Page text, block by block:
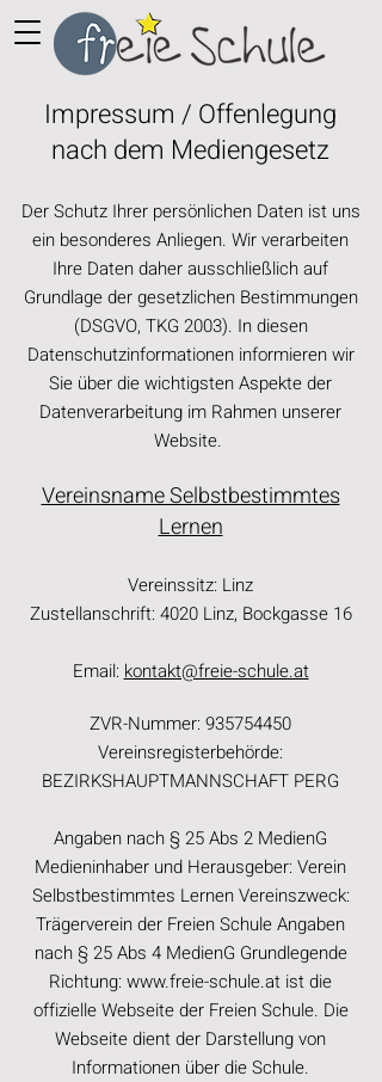
Impressum / Offenlegung
nach dem Mediengesetz
Der Schutz Ihrer persönlichen Daten ist uns
ein besonderes Anliegen. Wir verarbeiten
Ihre Daten daher ausschließlich auf
Grundlage der gesetzlichen Bestimmungen
(DSGVO, TKG 2003). In diesen
Datenschutzinformationen informieren wir
Sie über die wichtigsten Aspekte der
Datenverarbeitung im Rahmen unserer
Website.
Vereinsname Selbstbestimmtes
Lernen
Vereinssitz: Linz
Zustellanschrift: 4020 Linz, Bockgasse 16
Email: kontakt@freie-schule.at
ZVR-Nummer: 935754450
Vereinsregisterbehörde:
BEZIRKSHAUPTMANNSCHAFT PERG
Angaben nach § 25 Abs 2 MedienG
Medieninhaber und Herausgeber: Verein
Selbstbestimmtes Lernen Vereinszweck:
Trägerverein der Freien Schule Angaben
nach § 25 Abs 4 MedienG Grundlegende
Richtung: www.freie-schule.at ist die
offizielle Webseite der Freien Schule. Die
Webseite dient der Darstellung von
Informationen über die Schule.